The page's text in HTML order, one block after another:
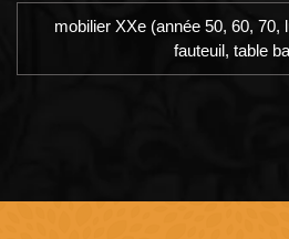
mobilier XXe (année 50, 60, 70,
fauteuil, table